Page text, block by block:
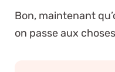
Bon, maintenant
on passe aux